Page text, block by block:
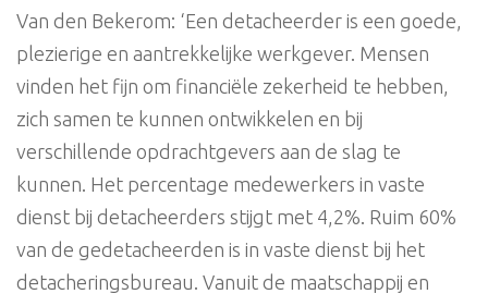
Van den Bekerom: ‘Een detacheerder is een goede,
plezierige en aantrekkelijke werkgever. Mensen
vinden het fijn om financiële zekerheid te hebben,
zich samen te kunnen ontwikkelen en bij
verschillende opdrachtgevers aan de slag te
kunnen. Het percentage medewerkers in vaste
dienst bij detacheerders stijgt met 4,2%. Ruim 60%
van de gedetacheerden is in vaste dienst bij het
detacheringsbureau. Vanuit de maatschappij en